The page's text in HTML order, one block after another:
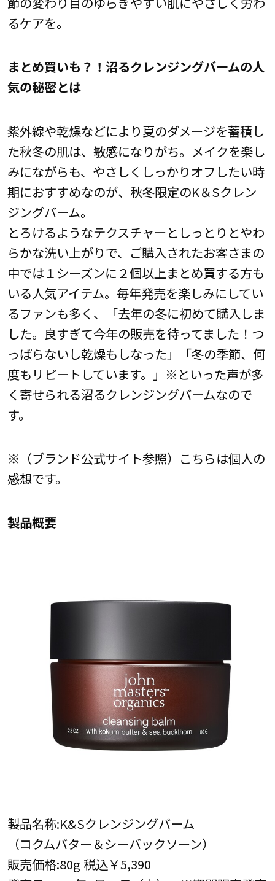
るケアを。
まとめ買いも？！沼るクレンジングバームの人
気の秘密とは
紫外線や乾燥などにより夏のダメージを蓄積し
た秋冬の肌は、敏感になりがち。メイクを楽し
みにながらも、やさしくしっかりオフしたい時
期におすすめなのが、秋冬限定のK＆Sクレン
ジングバーム。
とろけるようなテクスチャーとしっとりとやわ
らかな洗い上がりで、ご購入されたお客さまの
中では１シーズンに２個以上まとめ買する方も
いる人気アイテム。毎年発売を楽しみにしてい
るファンも多く、「去年の冬に初めて購入しま
した。良すぎて今年の販売を待ってました！つ
っぱらないし乾燥もしなった」「冬の季節、何
度もリピートしています。」※といった声が多
く寄せられる沼るクレンジングバームなので
す。
※（ブランド公式サイト参照）こちらは個人の
感想です。
製品概要
製品名称:K&Sクレンジングバーム
（コクムバター＆シーバックソーン）
販売価格:80g 税込￥5,390